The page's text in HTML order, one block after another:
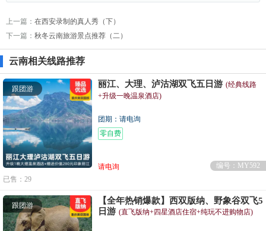
上一篇： 在西安录制的真人秀（下）
下一篇： 秋冬云南旅游景点推荐（二）
云南相关线路推荐
跟团游 丽江、大理、泸沽湖双飞五日游 (经典线路
+升级一晚温泉酒店)
团期：请电询
零自费
请电询
编号：MY592
已售：29
跟团游
【全年热销爆款】西双版纳、野象谷双飞5
日游 (直飞版纳+四星酒店住宿+纯玩不进购物店)